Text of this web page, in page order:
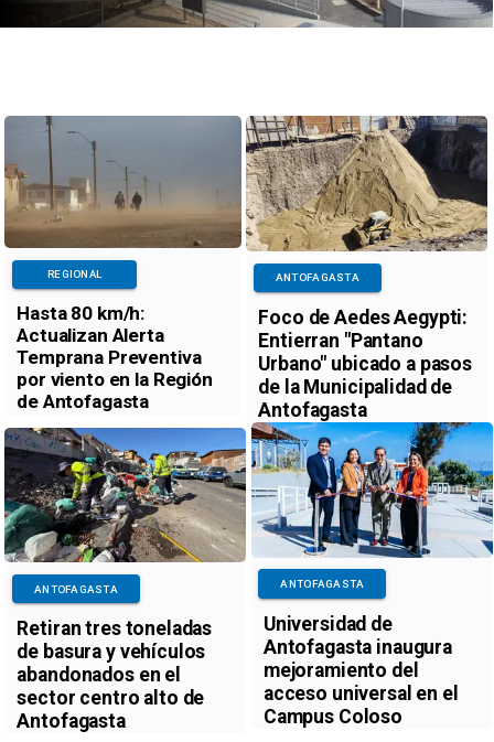
Hasta 80 km/h:
Actualizan Alerta
Temprana Preventiva
por viento en la Región
de Antofagasta
REGIONAL
Foco de Aedes Aegypti:
Entierran "Pantano
Urbano" ubicado a pasos
de la Municipalidad de
Antofagasta
ANTOFAGASTA
Retiran tres toneladas
de basura y vehículos
abandonados en el
sector centro alto de
Antofagasta
ANTOFAGASTA
Universidad de
Antofagasta inaugura
mejoramiento del
acceso universal en el
Campus Coloso
ANTOFAGASTA